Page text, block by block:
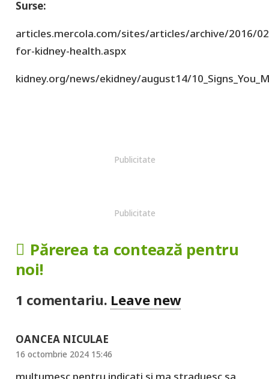
Surse:
articles.mercola.com/sites/articles/archive/2016/
for-kidney-health.aspx
kidney.org/news/ekidney/august14/
Publicitate
Publicitate
Părerea ta contează pentru
noi!
1 comentariu. Leave new
OANCEA NICULAE
16 octombrie 2024 15:46